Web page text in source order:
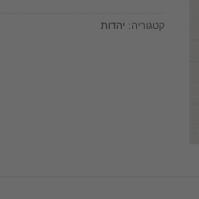
קטגוריה: יהדות